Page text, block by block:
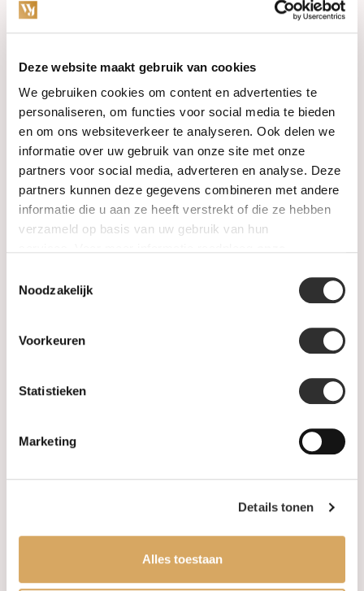
Deze website maakt gebruik van cookies
We gebruiken cookies om content en advertenties te
personaliseren, om functies voor social media te bieden
en om ons websiteverkeer te analyseren. Ook delen we
informatie over uw gebruik van onze site met onze
partners voor social media, adverteren en analyse. Deze
partners kunnen deze gegevens combineren met andere
informatie die u aan ze heeft verstrekt of die ze hebben
verzameld op basis van uw gebruik van hun
Noodzakelijk
Voorkeuren
Statistieken
Marketing
Details tonen
Alles toestaan
PRE-OWNED
Luxe Accessoires
Informatie
Heren Sieraden
SALE
Levertijd & verzendkosten